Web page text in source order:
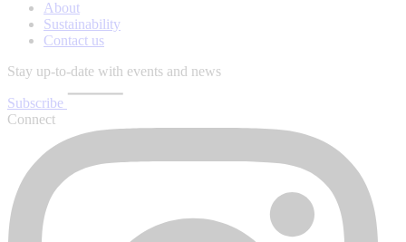
About
Sustainability
Contact us
Stay up-to-date with events and news
Subscribe
Connect